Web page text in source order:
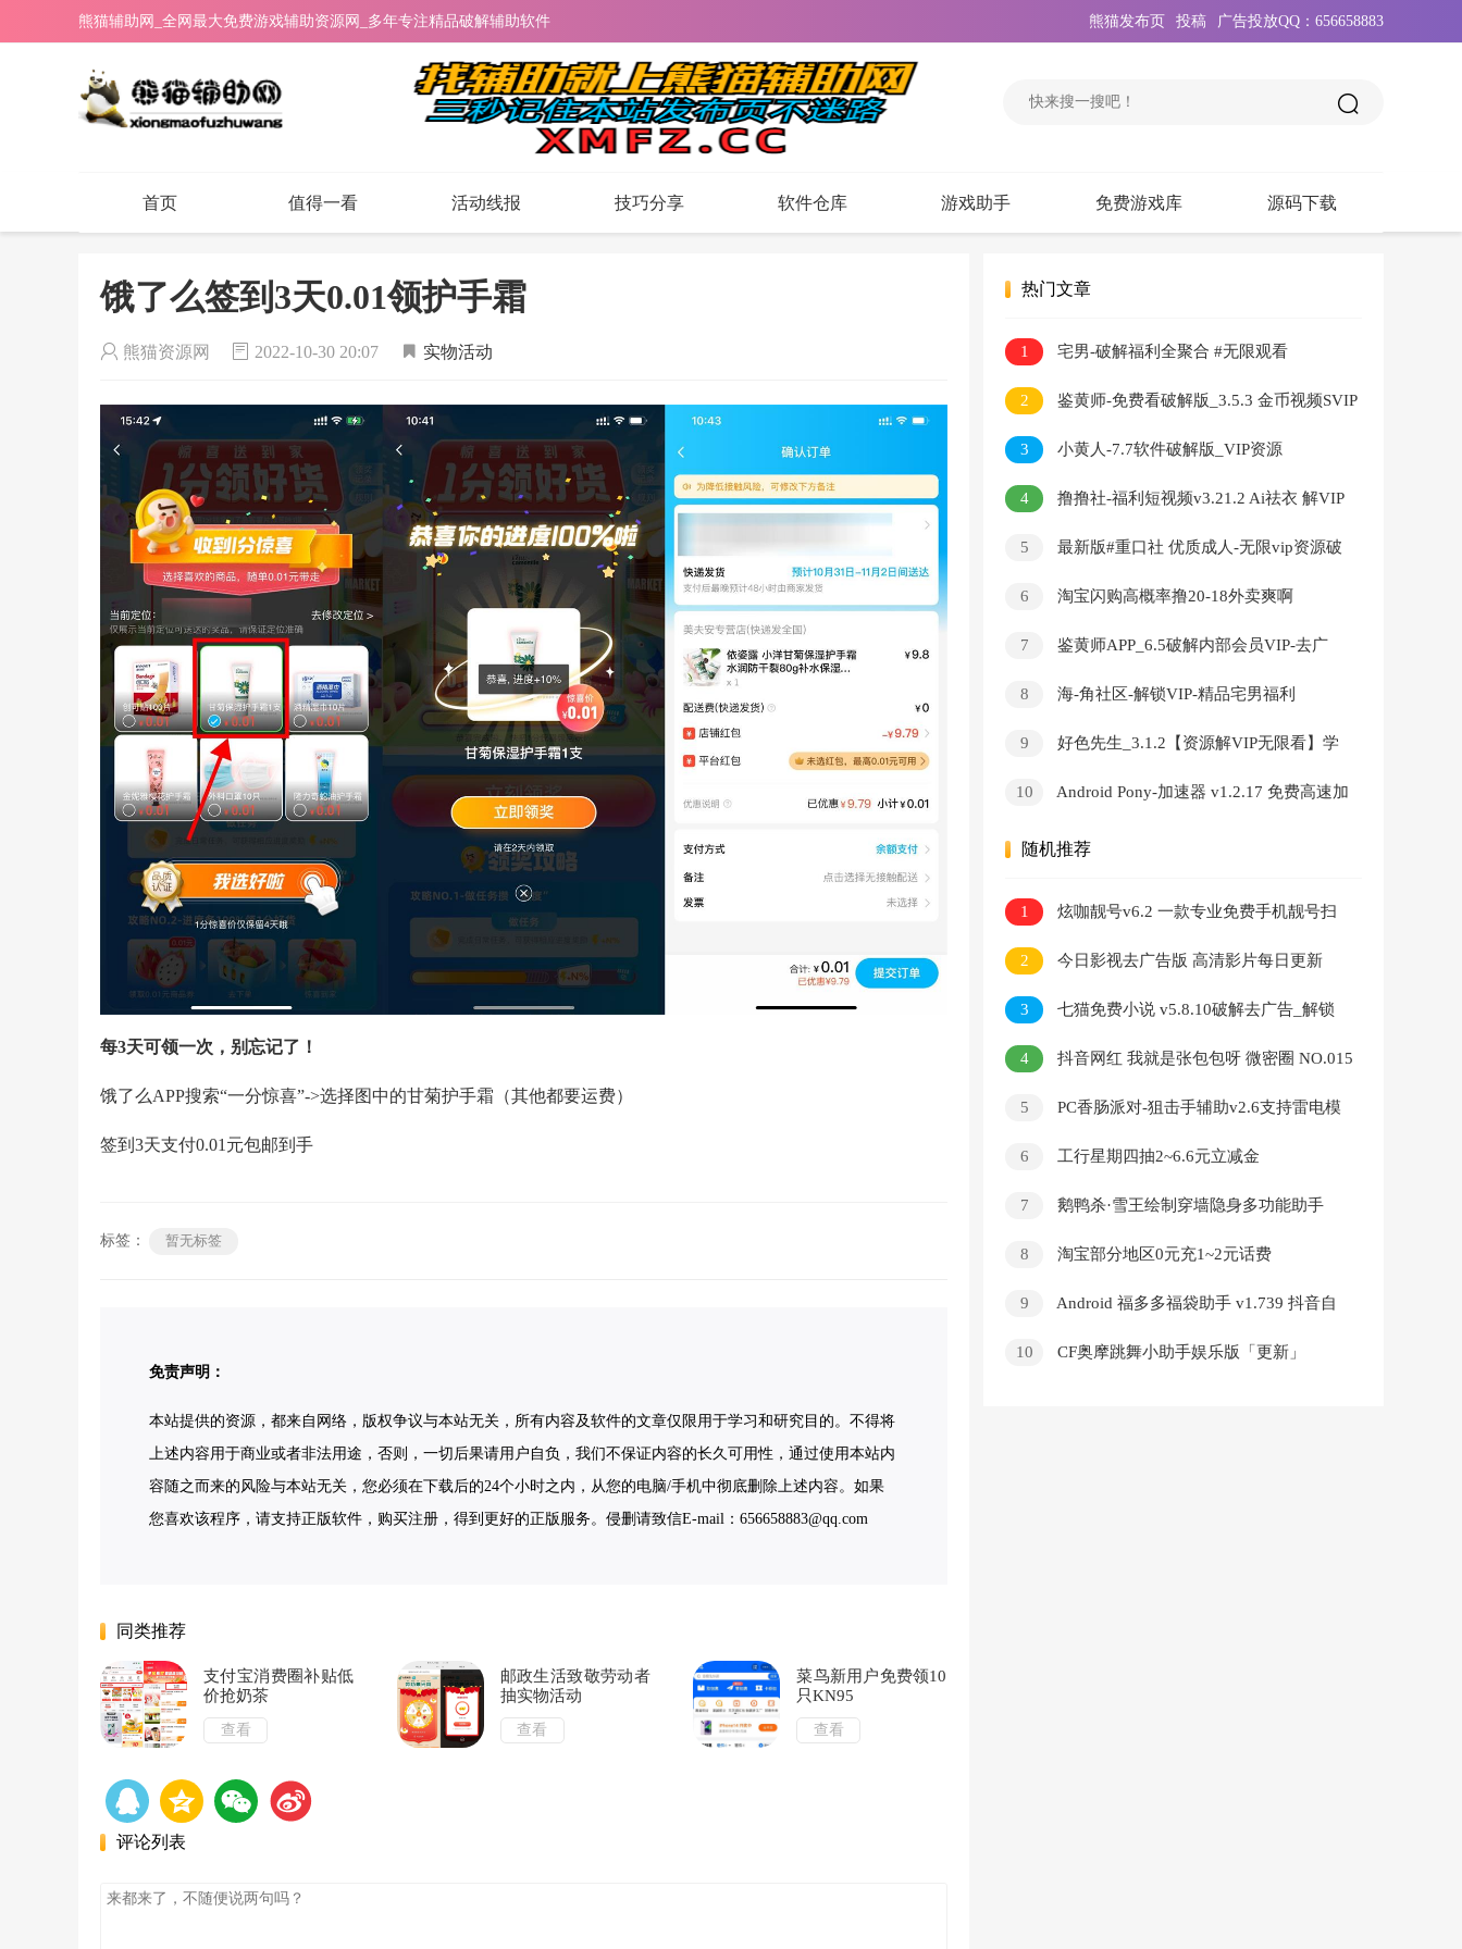
熊猫辅助网_全网最大免费游戏辅助资源网_多年专注精品破解辅助软件 广告投放QQ：656658883
投稿
熊猫发布页
首页 值得一看 活动线报 技巧分享 软件仓库 游戏助手 免费游戏库 源码下载
饿了么签到3天0.01领护手霜
熊猫资源网 2022-10-30 20:07 实物活动
每3天可领一次，别忘记了！
饿了么APP搜索“一分惊喜”->选择图中的甘菊护手霜（其他都要运费）
签到3天支付0.01元包邮到手
标签： 暂无标签
免责声明：
本站提供的资源，都来自网络，版权争议与本站无关，所有内容及软件的文章仅限用于学习和研究目的。不得将
上述内容用于商业或者非法用途，否则，一切后果请用户自负，我们不保证内容的长久可用性，通过使用本站内
容随之而来的风险与本站无关，您必须在下载后的24个小时之内，从您的电脑/手机中彻底删除上述内容。如果
您喜欢该程序，请支持正版软件，购买注册，得到更好的正版服务。侵删请致信E-mail：656658883@qq.com
同类推荐
支付宝消费圈补贴低
价抢奶茶
查看
邮政生活致敬劳动者
抽实物活动
查看
菜鸟新用户免费领10
只KN95
查看
评论列表
热门文章
1 宅男-破解福利全聚合 #无限观看
2
鉴黄师-免费看破解版_3.5.3 金币视频SVIP
无限看
3
小黄人-7.7软件破解版_VIP资源
4
撸撸社-福利短视频v3.21.2 Ai祛衣 解VIP
5
最新版#重口社 优质成人-无限vip资源破
6
淘宝闪购高概率撸20-18外卖爽啊
7
鉴黄师APP_6.5破解内部会员VIP-去广
8
海-角社区-解锁VIP-精品宅男福利
9
好色先生_3.1.2【资源解VIP无限看】学
10
Android Pony-加速器 v1.2.17 免费高速加
随机推荐
1
炫咖靓号v6.2 一款专业免费手机靓号扫
号工具
2
今日影视去广告版 高清影片每日更新
3
七猫免费小说 v5.8.10破解去广告_解锁
会员特权
4
抖音网红 我就是张包包呀 微密圈 NO.015
5
PC香肠派对-狙击手辅助v2.6支持雷电模
6
工行星期四抽2~6.6元立减金
7
鹅鸭杀·雪王绘制穿墙隐身多功能助手
8
淘宝部分地区0元充1~2元话费
9
Android 福多多福袋助手 v1.739 抖音自
10
CF奥摩跳舞小助手娱乐版「更新」